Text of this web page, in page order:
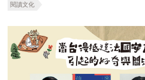
閱讀文化